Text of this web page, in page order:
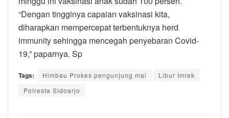
“Dengan tingginya capaian vaksinasi kita,
diharapkan mempercepat terbentuknya herd
immunity sehingga mencegah penyebaran Covid-
19,” paparnya. Sp
Tags: Himbau Prokes pengunjung mal
Libur Imlek
Polresta Sidoarjo